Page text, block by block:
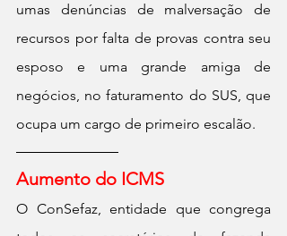
umas denúncias de malversação de
recursos por falta de provas contra seu
esposo e uma grande amiga de
negócios, no faturamento do SUS, que
ocupa um cargo de primeiro escalão.
Aumento do ICMS
O ConSefaz, entidade que congrega